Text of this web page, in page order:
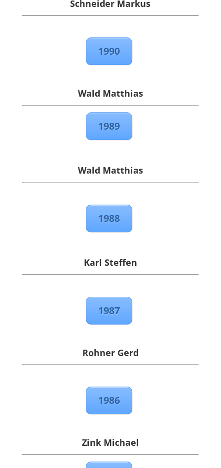
Schneider Markus
1990
Wald Matthias
1989
Wald Matthias
1988
Karl Steffen
1987
Rohner Gerd
1986
Zink Michael